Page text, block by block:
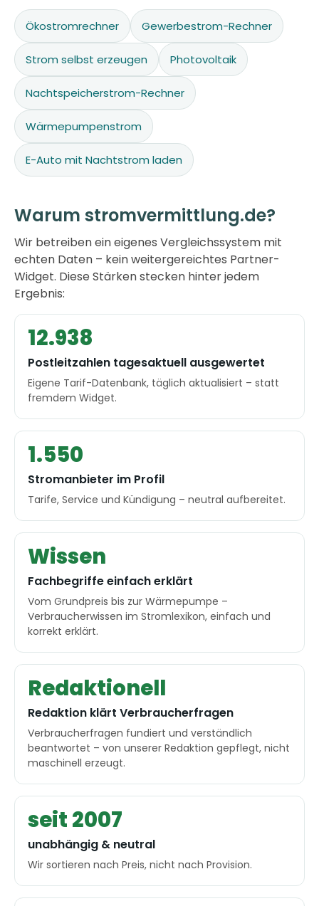
Ökostromrechner Gewerbestrom-Rechner
Strom selbst erzeugen Photovoltaik
Nachtspeicherstrom-Rechner
Wärmepumpenstrom
E-Auto mit Nachtstrom laden
Warum stromvermittlung.de?
Wir betreiben ein eigenes Vergleichssystem mit
echten Daten – kein weitergereichtes Partner-
Widget. Diese Stärken stecken hinter jedem
Ergebnis:
12.938
Postleitzahlen tagesaktuell ausgewertet
Eigene Tarif-Datenbank, täglich aktualisiert – statt
fremdem Widget.
1.550
Stromanbieter im Profil
Tarife, Service und Kündigung – neutral aufbereitet.
Wissen
Fachbegriffe einfach erklärt
Vom Grundpreis bis zur Wärmepumpe –
Verbraucherwissen im Stromlexikon, einfach und
korrekt erklärt.
Redaktionell
Redaktion klärt Verbraucherfragen
Verbraucherfragen fundiert und verständlich
beantwortet – von unserer Redaktion gepflegt, nicht
maschinell erzeugt.
seit 2007
unabhängig & neutral
Wir sortieren nach Preis, nicht nach Provision.